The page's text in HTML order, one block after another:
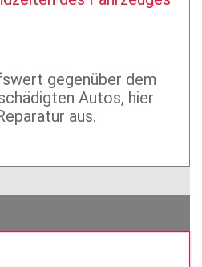
gegenüber dem
Autos, hier
aus.